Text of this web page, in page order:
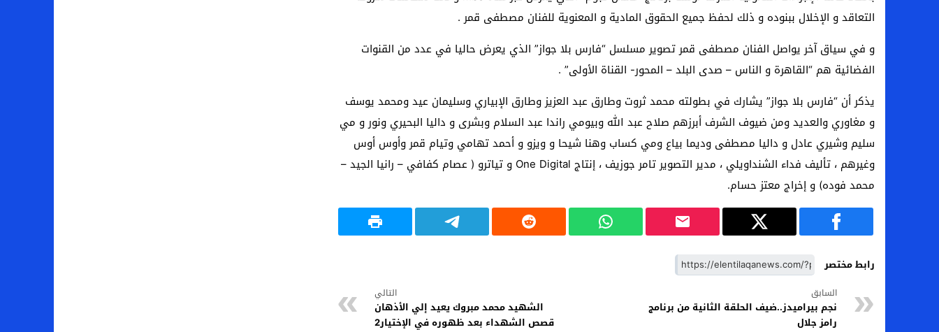
التعاقد و الإخلال ببنوده و ذلك لحفظ جميع الحقوق المادية و المعنوية للفنان مصطفى قمر .
و في سياق آخر يواصل الفنان مصطفى قمر تصوير مسلسل “فارس بلا جواز” الذي يعرض حاليا في عدد من القنوات
الفضائية هم “القاهرة و الناس – صدى البلد – المحور- القناة الأولى” .
يذكر أن “فارس بلا جواز” يشارك في بطولته محمد ثروت وطارق عبد العزيز وطارق الإبياري وسليمان عيد ومحمد يوسف
و مغاوري والعديد ومن ضيوف الشرف أبرزهم صلاح عبد الله وبيومي راندا عبد السلام وبشرى و داليا البحيري ونور و مي
سليم وشيري عادل و داليا مصطفى وديما بياع ومي كساب وهنا شيحا و ويزو و أحمد تهامي وتيام قمر وأوس أوس
وغيرهم ، تأليف فداء الشنداويلي ، مدير التصوير تامر جوزيف ، إنتاج One Digital و تياترو ( عصام كفافي – رانيا الجيد –
محمد فوده) و إخراج معتز حسام.
رابط مختصر
السابق
نجم بيراميدز..ضيف الحلقة الثانية من برنامج
رامز جلال
التالي
الشهيد محمد مبروك يعيد إلي الأذهان
قصص الشهداء بعد ظهوره في الإختيار2